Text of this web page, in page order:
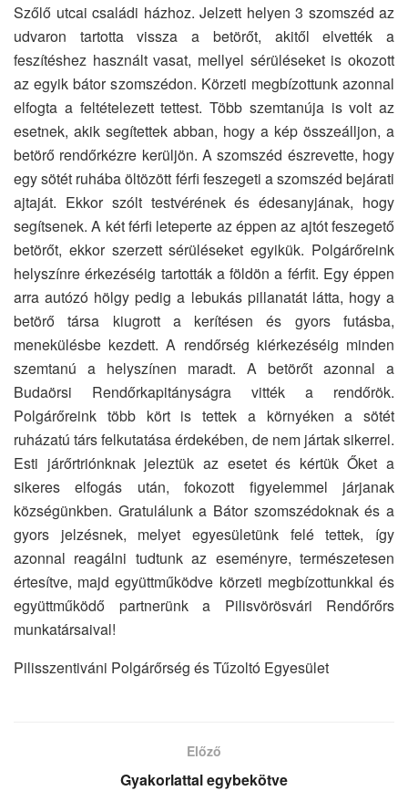
Szőlő utcai családi házhoz. Jelzett helyen 3 szomszéd az
udvaron tartotta vissza a betörőt, akitől elvették a
feszítéshez használt vasat, mellyel sérüléseket is okozott
az egyik bátor szomszédon. Körzeti megbízottunk azonnal
elfogta a feltételezett tettest. Több szemtanúja is volt az
esetnek, akik segítettek abban, hogy a kép összeálljon, a
betörő rendőrkézre kerüljön. A szomszéd észrevette, hogy
egy sötét ruhába öltözött férfi feszegeti a szomszéd bejárati
ajtaját. Ekkor szólt testvérének és édesanyjának, hogy
segítsenek. A két férfi leteperte az éppen az ajtót feszegető
betörőt, ekkor szerzett sérüléseket egyikük. Polgárőreink
helyszínre érkezéséig tartották a földön a férfit. Egy éppen
arra autózó hölgy pedig a lebukás pillanatát látta, hogy a
betörő társa kiugrott a kerítésen és gyors futásba,
menekülésbe kezdett. A rendőrség kiérkezéséig minden
szemtanú a helyszínen maradt. A betörőt azonnal a
Budaörsi Rendőrkapitányságra vitték a rendőrök.
Polgárőreink több kört is tettek a környéken a sötét
ruházatú társ felkutatása érdekében, de nem jártak sikerrel.
Esti járőrtriónknak jeleztük az esetet és kértük Őket a
sikeres elfogás után, fokozott figyelemmel járjanak
községünkben. Gratulálunk a Bátor szomszédoknak és a
gyors jelzésnek, melyet egyesületünk felé tettek, így
azonnal reagálni tudtunk az eseményre, természetesen
értesítve, majd együttműködve körzeti megbízottunkkal és
együttműködő partnerünk a Pilisvörösvári Rendőrőrs
munkatársaival!
Pilisszentiváni Polgárőrség és Tűzoltó Egyesület
Előző
Gyakorlattal egybekötve